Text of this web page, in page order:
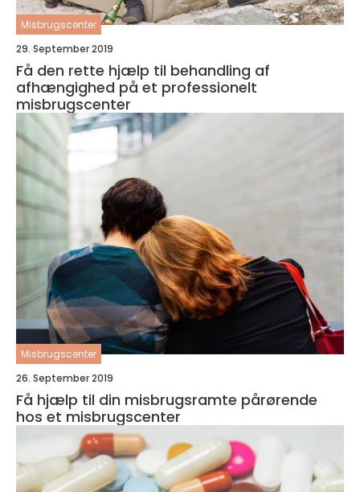
Misbrugscenter
29. September 2019
Få den rette hjælp til behandling af
afhængighed på et professionelt
misbrugscenter
Misbrugscenter
26. September 2019
Få hjælp til din misbrugsramte pårørende
hos et misbrugscenter